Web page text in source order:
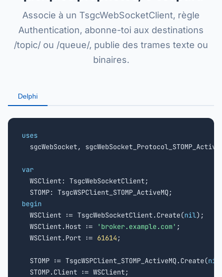
Associe à un TsgcWebSocketClient, règle
Authentication, abonne-toi aux destinations
/topic/ ou /queue/, publie des trames texte ou
binaires.
Delphi
uses
sgcWebSocket,
var
WSClient: TsgcWebSocketClient;
begin
WSClient := TsgcWebSocketClient.Create(nil);
  WSClient.Host :=
'broker.example.com' ;
  WSClient.Port :=
61614 ;
  STOMP := TsgcWSPClient_STOMP_ActiveMQ.Create(
nil
  STOMP.Client := WSClient;